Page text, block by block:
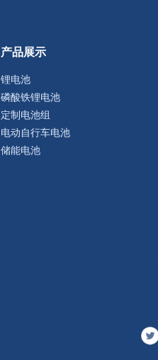
产品展示
锂电池
磷酸铁锂电池
定制电池组
电动自行车电池
储能电池